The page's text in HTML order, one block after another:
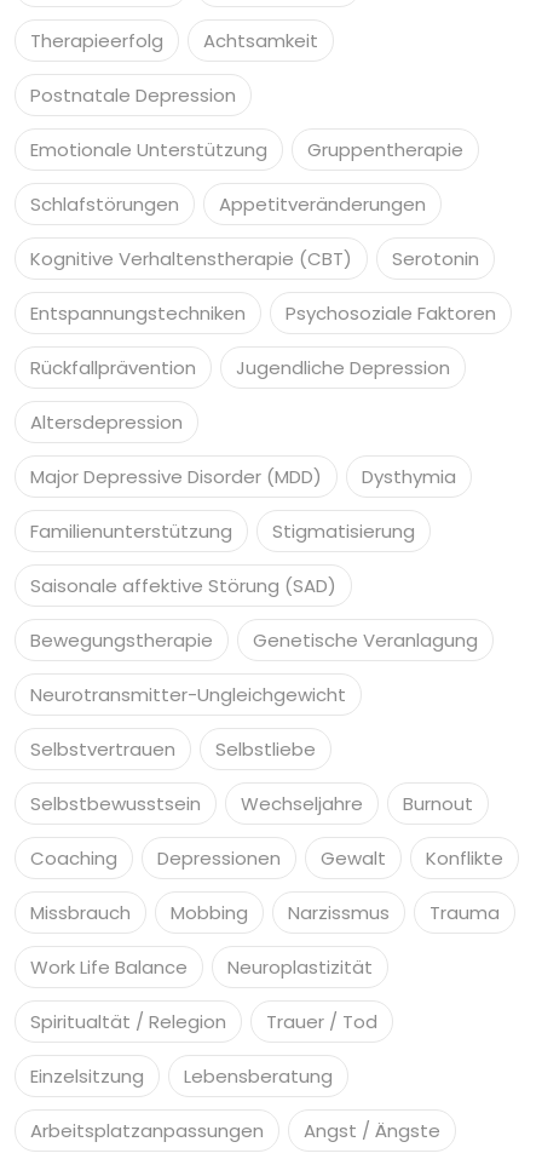
Therapieerfolg Achtsamkeit
Postnatale Depression
Emotionale Unterstützung Gruppentherapie
Schlafstörungen Appetitveränderungen
Kognitive Verhaltenstherapie (CBT) Serotonin
Entspannungstechniken Psychosoziale Faktoren
Rückfallprävention Jugendliche Depression
Altersdepression
Major Depressive Disorder (MDD) Dysthymia
Familienunterstützung Stigmatisierung
Saisonale affektive Störung (SAD)
Bewegungstherapie Genetische Veranlagung
Neurotransmitter-Ungleichgewicht
Selbstvertrauen Selbstliebe
Selbstbewusstsein Wechseljahre Burnout
Coaching Depressionen Gewalt Konflikte
Missbrauch Mobbing Narzissmus Trauma
Work Life Balance Neuroplastizität
Spiritualtät / Relegion Trauer / Tod
Einzelsitzung Lebensberatung
Arbeitsplatzanpassungen Angst / Ängste